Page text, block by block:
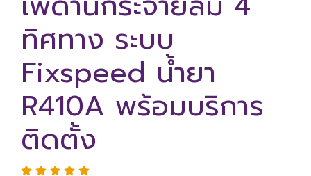
ทิศทาง ระบบ
Fixspeed น้ำยา
R410A พร้อมบริการ
ติดตั้ง